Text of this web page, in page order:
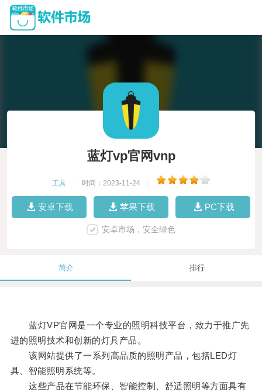
蓝灯vp官网vnp
工具 时间：2023-11-24
安卓下载 苹果下载 PC下载
安卓市场，安全绿色
简介 排行
蓝灯VP官网是一个专业的照明科技平台，致力于推广先
进的照明技术和创新的灯具产品。
该网站提供了一系列高品质的照明产品，包括LED灯
具、智能照明系统等。
这些产品在节能环保、智能控制、舒适照明等方面具有